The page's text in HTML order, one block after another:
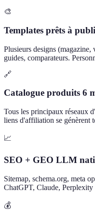
🎨
Templates prêts à
Plusieurs designs
guides, comparateurs.
🔗
Catalogue produits 6
Tous les principaux réseaux
liens d'affiliation se génèrent
📈
SEO + GEO LLM
Sitemap, schema.org, meta
ChatGPT, Claude,
💰